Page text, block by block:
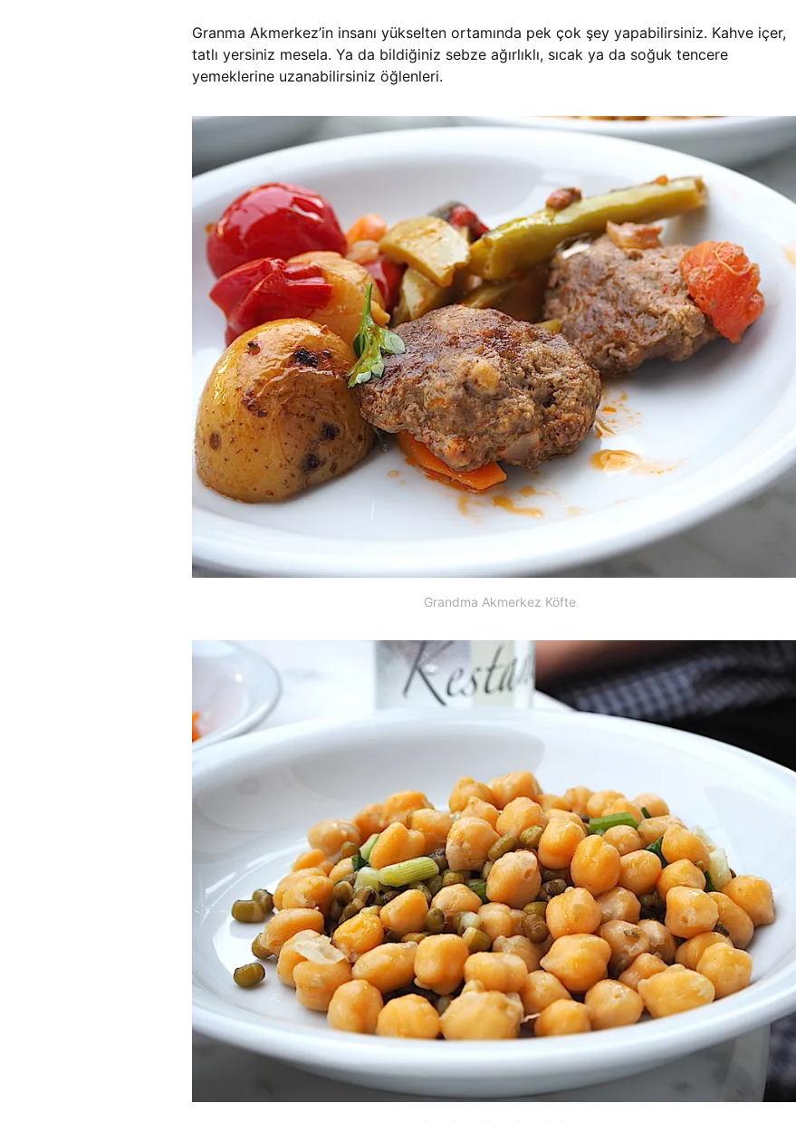
Granma Akmerkez’in insanı yükselten ortamında pek çok şey yapabilirsiniz. Kahve içer,
tatlı yersiniz mesela. Ya da bildiğiniz sebze ağırlıklı, sıcak ya da soğuk tencere
yemeklerine uzanabilirsiniz öğlenleri.
Grandma Akmerkez Köfte